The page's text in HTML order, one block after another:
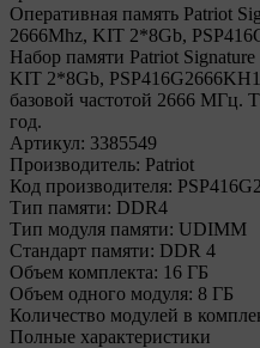
Оперативная память Patriot
2666Mhz, KIT 2*8Gb,
Набор памяти Patriot
KIT 2*8Gb,
базовой частотой 2666 МГц.
год.
Артикул: 3385549
Производитель: Patriot
Код производителя:
Тип памяти: DDR4
Тип модуля памяти: UDIMM
Стандарт памяти: DDR 4
Объем комплекта: 16 ГБ
Объем одного модуля: 8 ГБ
Количество модулей в
Полные характеристики